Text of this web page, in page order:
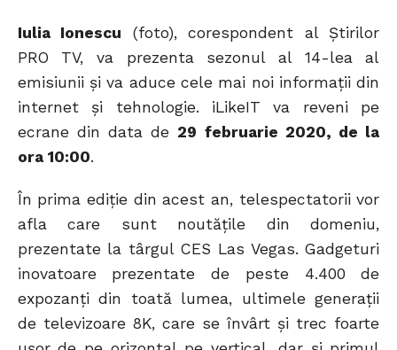
Iulia Ionescu (foto), corespondent al Știrilor
PRO TV, va prezenta sezonul al 14-lea al
emisiunii și va aduce cele mai noi informații din
internet și tehnologie. iLikeIT va reveni pe
ecrane din data de 29 februarie 2020, de la
ora 10:00.
În prima ediție din acest an, telespectatorii vor
afla care sunt noutățile din domeniu,
prezentate la târgul CES Las Vegas. Gadgeturi
inovatoare prezentate de peste 4.400 de
expozanți din toată lumea, ultimele generații
de televizoare 8K, care se învârt și trec foarte